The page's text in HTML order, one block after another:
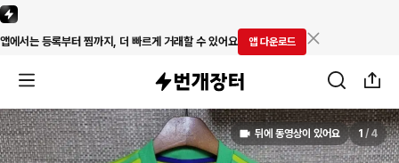
앱에서는 등록부터 찜까지, 더 빠르게 거래할 수 있어요 앱 다운로드
뒤에 동영상이 있어요 1 / 4